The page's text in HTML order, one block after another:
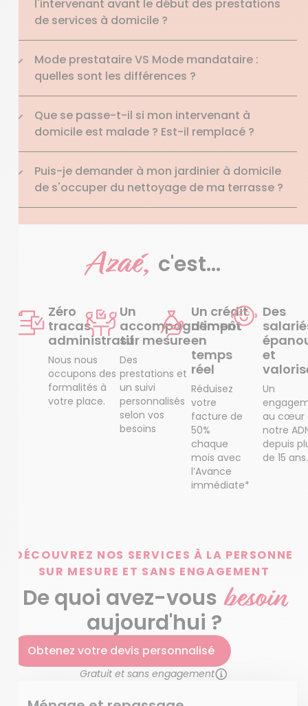
l'intervenant avant le début des prestations
de services à domicile ?
Mode prestataire VS Mode mandataire :
quelles sont les différences ?
Que se passe-t-il si mon intervenant à
domicile est malade ? Est-il remplacé ?
Puis-je demander à mon jardinier à domicile
de s'occuper du nettoyage de ma terrasse ?
Azaé, c'est...
Zéro
tracas
administratif
Nous nous
occupons des
formalités à
votre place.
Un
accompagnement
sur mesure
Des
prestations et
un suivi
personnalisés
selon vos
besoins
Un crédit
d’impôt
en
temps
réel
Réduisez
votre
facture de
50%
chaque
mois avec
l’Avance
immédiate*
Des
et
Un
au cœur
notre
depuis
de 15 ans.
DÉCOUVREZ NOS SERVICES À LA PERSONNE
SUR MESURE ET SANS ENGAGEMENT
De quoi avez-vous besoin
aujourd'hui ?
Obtenez votre devis personnalisé
Gratuit et sans engagement